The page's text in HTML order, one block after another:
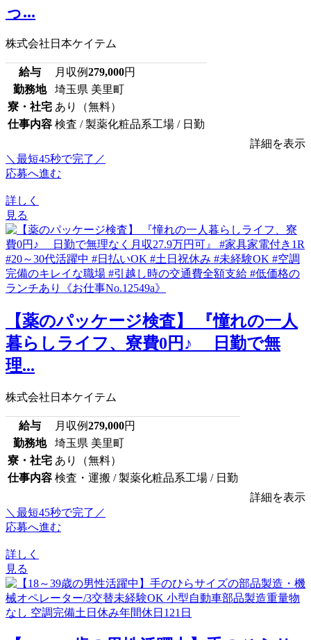
っ...
株式会社日本ケイテム
給与 月収例279,000円
勤務地
埼玉県 美里町
寮・社宅 あり（無料）
仕事内容 検査 / 製薬化粧品系工場 / 日勤
詳細を表示
＼最短45秒で完了／
応募へ進む
詳しく
見る
【薬のパッケージ検査】 『憧れの一人
暮らしライフ、寮費0円♪ 日勤で無
理...
株式会社日本ケイテム
給与 月収例279,000円
勤務地
埼玉県 美里町
寮・社宅 あり（無料）
仕事内容 検査・運搬 / 製薬化粧品系工場 / 日勤
詳細を表示
＼最短45秒で完了／
応募へ進む
詳しく
見る